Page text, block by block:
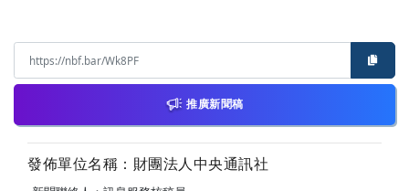
推廣新聞稿
發佈單位名稱：財團法人中央通訊社